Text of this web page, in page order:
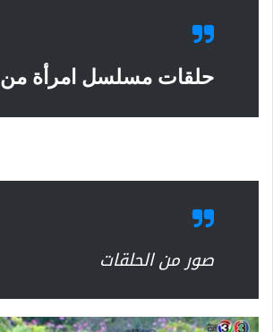
حلقات مسلسل امرأة من
صور من الحلقات